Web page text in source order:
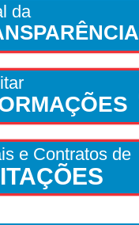
da
e Contratos de